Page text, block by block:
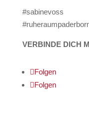
#sabinevoss
VERBINDE DICH
Folgen
Folgen